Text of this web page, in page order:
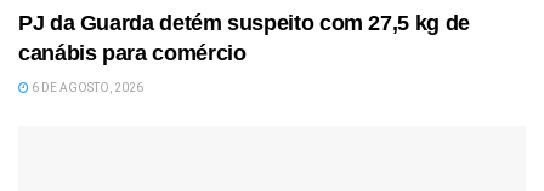
PJ da Guarda detém suspeito com 27,5 kg de
canábis para comércio
6 DE AGOSTO, 2026